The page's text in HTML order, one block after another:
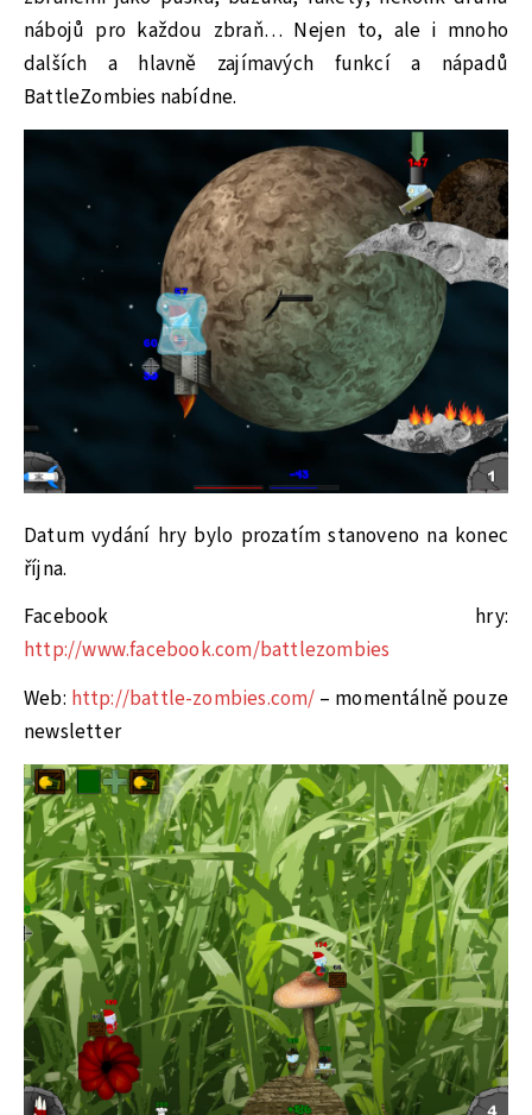
nábojů pro každou zbraň… Nejen to, ale i mnoho
dalších a hlavně zajímavých funkcí a nápadů
BattleZombies nabídne.
Datum vydání hry bylo prozatím stanoveno na konec
října.
Facebook hry:
http://www.facebook.com/battlezombies
Web: http://battle-zombies.com/ – momentálně pouze
newsletter